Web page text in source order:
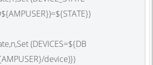
(DEVICES=${DB